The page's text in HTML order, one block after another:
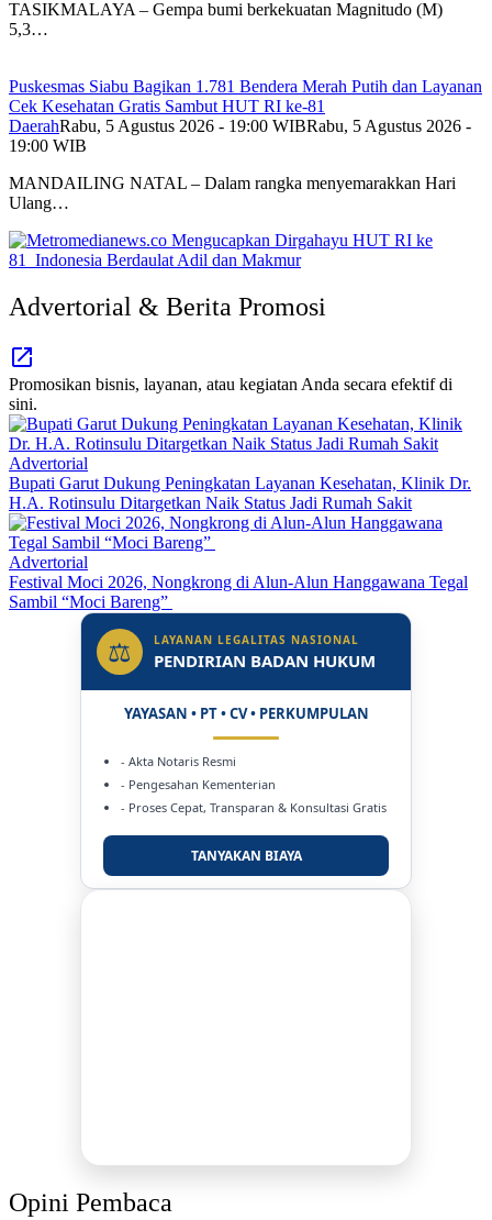
TASIKMALAYA – Gempa bumi berkekuatan Magnitudo (M)
5,3…
Puskesmas Siabu Bagikan 1.781 Bendera Merah Putih dan Layanan
Cek Kesehatan Gratis Sambut HUT RI ke-81
DaerahRabu, 5 Agustus 2026 - 19:00 WIBRabu, 5 Agustus 2026 -
19:00 WIB
MANDAILING NATAL – Dalam rangka menyemarakkan Hari
Ulang…
Advertorial & Berita Promosi
Promosikan bisnis, layanan, atau kegiatan Anda secara efektif di
sini.
Advertorial
Bupati Garut Dukung Peningkatan Layanan Kesehatan, Klinik Dr.
H.A. Rotinsulu Ditargetkan Naik Status Jadi Rumah Sakit
Advertorial
Festival Moci 2026, Nongkrong di Alun-Alun Hanggawana Tegal
Sambil “Moci Bareng”
⚖ LAYANAN LEGALITAS NASIONAL
PENDIRIAN BADAN HUKUM
YAYASAN • PT • CV • PERKUMPULAN
- Akta Notaris Resmi
- Pengesahan Kementerian
- Proses Cepat, Transparan & Konsultasi Gratis
TANYAKAN BIAYA
Opini Pembaca